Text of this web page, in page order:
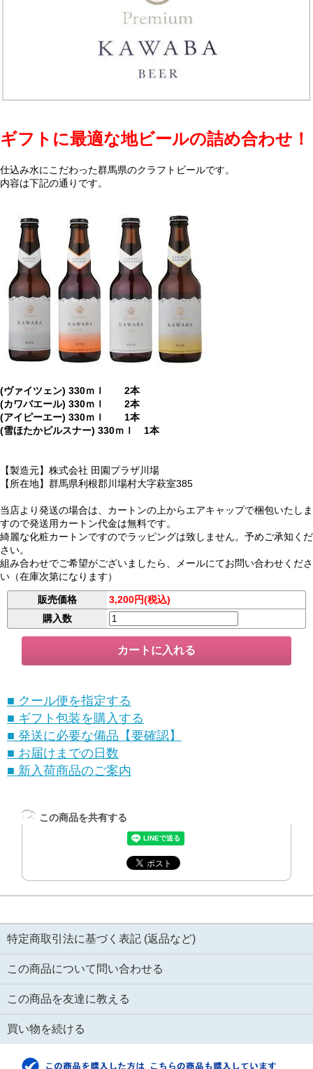
ギフトに最適な地ビールの詰め合わせ！
仕込み水にこだわった群馬県のクラフトビールです。
内容は下記の通りです。
(ヴァイツェン) 330ｍｌ 2本
(カワバエール) 330ｍｌ 2本
(アイピーエー) 330ｍｌ 1本
(雪ほたかピルスナー) 330ｍｌ 1本
【製造元】株式会社 田園プラザ川場
【所在地】群馬県利根郡川場村大字萩室385
当店より発送の場合は、カートンの上からエアキャップで梱包いたしま
すので発送用カートン代金は無料です。
綺麗な化粧カートンですのでラッピングは致しません。予めご承知くだ
さい。
組み合わせでご希望がございましたら、メールにてお問い合わせくださ
い（在庫次第になります）
販売価格
3,200円(税込)
購入数
■ クール便を指定する
■ ギフト包装を購入する
■ 発送に必要な備品【要確認】
■ お届けまでの日数
■ 新入荷商品のご案内
この商品を共有する
特定商取引法に基づく表記 (返品など)
この商品について問い合わせる
この商品を友達に教える
買い物を続ける